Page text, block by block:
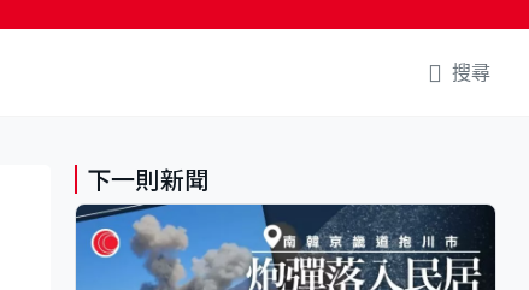
搜尋
下一則新聞